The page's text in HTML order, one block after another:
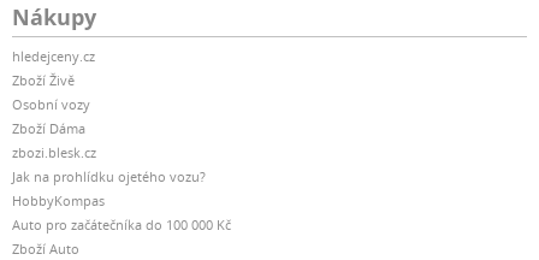
Nákupy
hledejceny.cz
Zboží Živě
Osobní vozy
Zboží Dáma
zbozi.blesk.cz
Jak na prohlídku ojetého vozu?
HobbyKompas
Auto pro začátečníka do 100 000 Kč
Zboží Auto